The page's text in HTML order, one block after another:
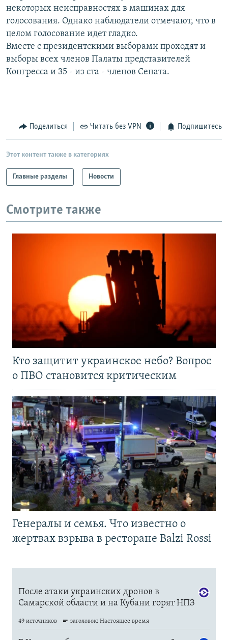
некоторых неисправностях в машинах для
голосования. Однако наблюдатели отмечают, что в
целом голосование идет гладко.
Вместе с президентскими выборами проходят и
выборы всех членов Палаты представителей
Конгресса и 35 - из ста - членов Сената.
Поделиться Читать без VPN Подпишитесь
Этот контент также в категориях
Главные разделы Новости
Смотрите также
Кто защитит украинское небо? Вопрос
о ПВО становится критическим
Генералы и семья. Что известно о
жертвах взрыва в ресторане Balzi Rossi